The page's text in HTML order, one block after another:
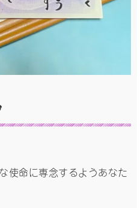
使命に専念するようあなた